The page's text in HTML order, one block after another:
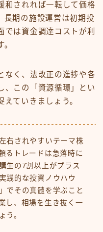
和されれば一転して価格
長期の施設運営は初期投
では資金調達コストが利
なく、法改正の進捗や各
、この「資源循環」とい
ていきましょう。
右されやすいテーマ株
るトレードは急落時に
生の7割以上がプラス
践的な投資ノウハウ
でその真髄を学ぶこと
し、相場を生き抜く一
う。